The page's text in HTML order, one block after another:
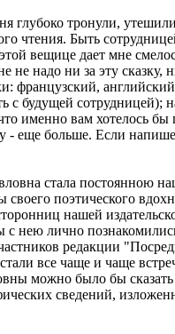
тронули, утешили
чтения. Быть
вещице дает мне
не надо ни за эту сказку,
французский,
с будущей
именно вам хотелось бы
- еще больше. Если
стала постоянною
своего поэтического
нашей
нею лично
редакции
все чаще и чаще
можно было бы сказать
сведений,